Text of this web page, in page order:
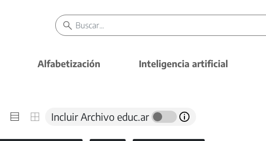
Alfabetización Inteligencia artificial
Incluir Archivo educ.ar